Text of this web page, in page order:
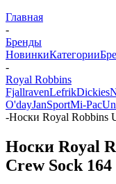
Главная
-
Бренды
НовинкиКатегории
-
Royal Robbins
FjallravenLefrikDickies
O'dayJanSportMi-Pac
-Носки Royal Robbins
Носки Royal
Crew Sock 164